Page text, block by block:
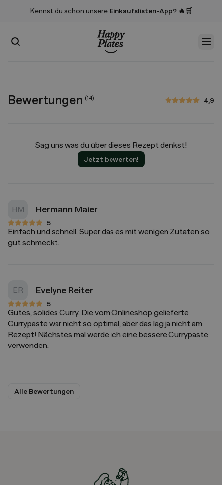
Kennst du schon unsere Einkaufslisten-App? 🔥🛒
Suchen
Bewertungen (14) 4,9
4,9 von 5 Sternen
Sag uns was du über dieses Rezept denkst!
Jetzt bewerten!
HM Hermann Maier
5
5 von 5 Sternen
Einfach und schnell. Super das es mit wenigen Zutaten so
gut schmeckt.
ER Evelyne Reiter
5
5 von 5 Sternen
Gutes, solides Curry. Die vom Onlineshop gelieferte
Currypaste war nicht so optimal, aber das lag ja nicht am
Rezept! Nächstes mal werde ich eine bessere Currypaste
verwenden.
Alle Bewertungen